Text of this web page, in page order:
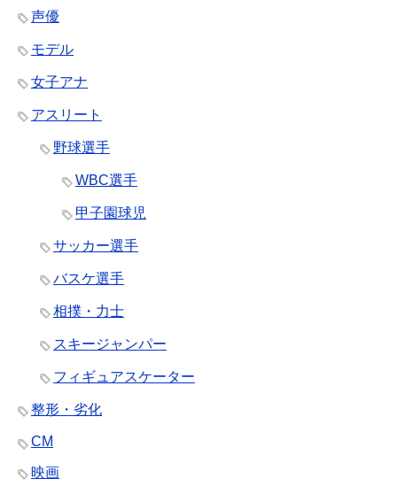
声優
モデル
女子アナ
アスリート
野球選手
WBC選手
甲子園球児
サッカー選手
バスケ選手
相撲・力士
スキージャンパー
フィギュアスケーター
整形・劣化
CM
映画